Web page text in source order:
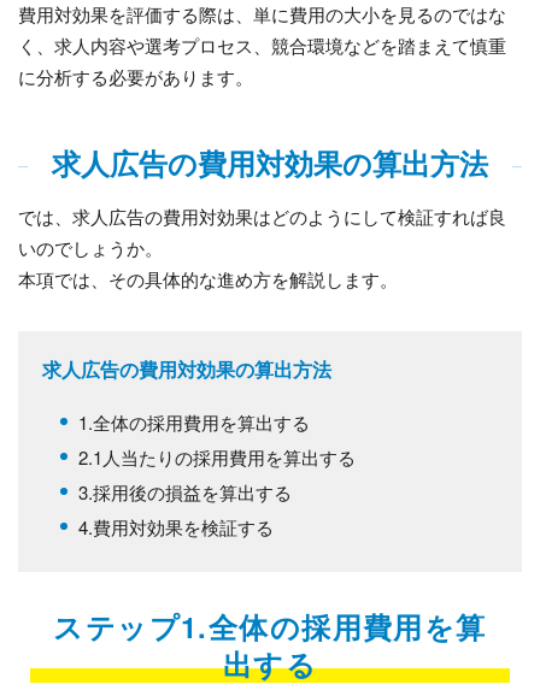
費用対効果を評価する際は、単に費用の大小を見るのではな
く、求人内容や選考プロセス、競合環境などを踏まえて慎重
に分析する必要があります。
求人広告の費用対効果の算出方法
では、求人広告の費用対効果はどのようにして検証すれば良
いのでしょうか。
本項では、その具体的な進め方を解説します。
求人広告の費用対効果の算出方法
1.全体の採用費用を算出する
2.1人当たりの採用費用を算出する
3.採用後の損益を算出する
4.費用対効果を検証する
ステップ1.全体の採用費用を算
出する